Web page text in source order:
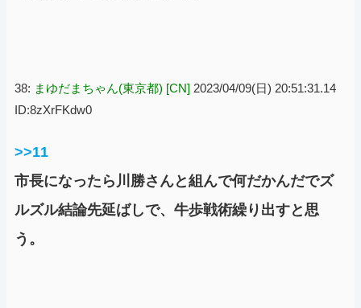
38: まゆだまちゃん(東京都) [CN] 2023/04/09(日) 20:51:31.14
ID:8zXrFKdw0
>>11
市長になったら川勝さんと組んで何だかんだでズ
ルズル結論先延ばしで、牛歩戦術繰り出すと思
う。